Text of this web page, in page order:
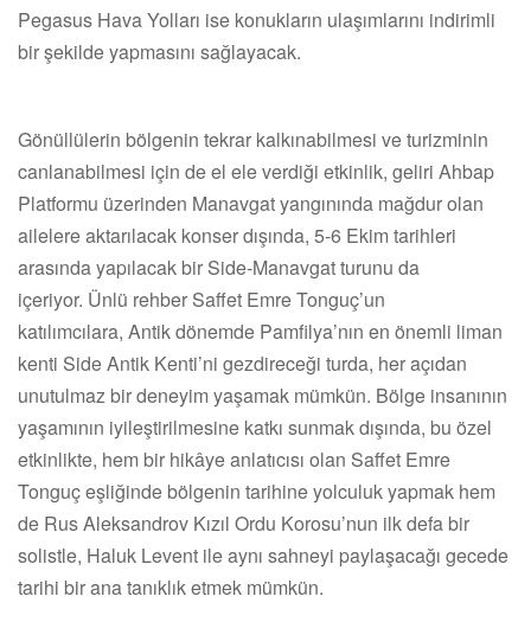
Pegasus Hava Yolları ise konukların ulaşımlarını indirimli
bir şekilde yapmasını sağlayacak.
Gönüllülerin bölgenin tekrar kalkınabilmesi ve turizminin
canlanabilmesi için de el ele verdiği etkinlik, geliri Ahbap
Platformu üzerinden Manavgat yangınında mağdur olan
ailelere aktarılacak konser dışında, 5-6 Ekim tarihleri
arasında yapılacak bir Side-Manavgat turunu da
içeriyor. Ünlü rehber Saffet Emre Tonguç’un
katılımcılara, Antik dönemde Pamfilya’nın en önemli liman
kenti Side Antik Kenti’ni gezdireceği turda, her açıdan
unutulmaz bir deneyim yaşamak mümkün. Bölge insanının
yaşamının iyileştirilmesine katkı sunmak dışında, bu özel
etkinlikte, hem bir hikâye anlatıcısı olan Saffet Emre
Tonguç eşliğinde bölgenin tarihine yolculuk yapmak hem
de Rus Aleksandrov Kızıl Ordu Korosu’nun ilk defa bir
solistle, Haluk Levent ile aynı sahneyi paylaşacağı gecede
tarihi bir ana tanıklık etmek mümkün.